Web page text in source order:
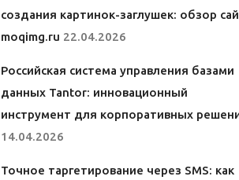
создания картинок-заглушек: обзор
moqimg.ru 22.04.2026
Российская система управления базами
данных Tantor: инновационный
инструмент для корпоративных
14.04.2026
Точное таргетирование через SMS: как